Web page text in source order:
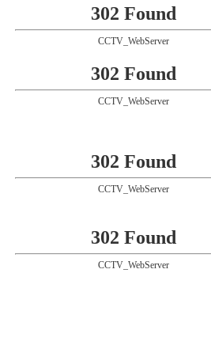
302 Found
CCTV_WebServer
302 Found
CCTV_WebServer
302 Found
CCTV_WebServer
302 Found
CCTV_WebServer